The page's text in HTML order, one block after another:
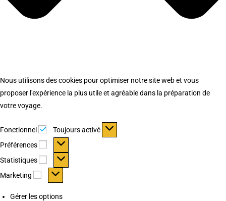
Nous utilisons des cookies pour optimiser notre site web et vous
proposer l'expérience la plus utile et agréable dans la préparation de
votre voyage.
Fonctionnel Fonctionnel
Toujours activé
Préférences
Préférences
Statistiques Statistiques
Marketing Marketing
Gérer les options